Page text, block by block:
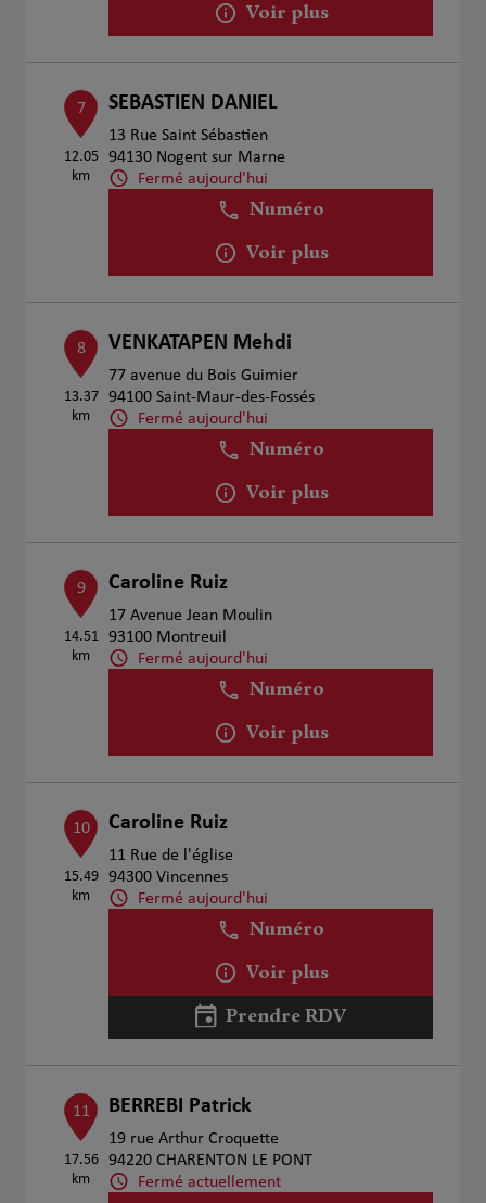
Voir plus
7
12.05
km
SEBASTIEN DANIEL
13 Rue Saint Sébastien
94130 Nogent sur Marne
Fermé aujourd'hui
Numéro
Voir plus
8
13.37
km
VENKATAPEN Mehdi
77 avenue du Bois Guimier
94100 Saint-Maur-des-Fossés
Fermé aujourd'hui
Numéro
Voir plus
9
14.51
km
Caroline Ruiz
17 Avenue Jean Moulin
93100 Montreuil
Fermé aujourd'hui
Numéro
Voir plus
10
15.49
km
Caroline Ruiz
11 Rue de l'église
94300 Vincennes
Fermé aujourd'hui
Numéro
Voir plus
Prendre RDV
11
17.56
km
BERREBI Patrick
19 rue Arthur Croquette
94220 CHARENTON LE PONT
Fermé actuellement